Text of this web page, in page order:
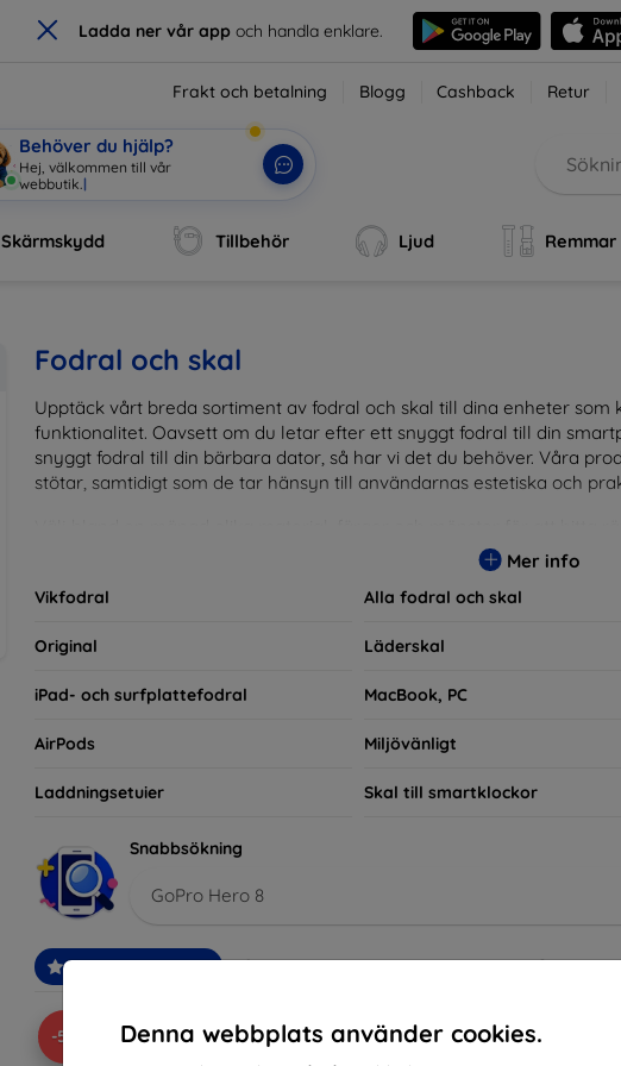
× Ladda ner vår app och handla enklare.
Denna webbplats använder cookies.
Frakt och betalning Blogg Cashback Retur
Behöver du hjälp?
Hej, välkommen till vår
webbutik. |
Skärmskydd Tillbehör Ljud Remmar
Fodral och skal
Upptäck vårt breda sortiment av fodral och skal till dina enheter
funktionalitet. Oavsett om du letar efter ett snyggt fodral till din
snyggt fodral till din bärbara dator, så har vi det du behöver. Våra
stötar, samtidigt som de tar hänsyn till användarnas estetiska och
inte bara praktiska utan också moderiktiga, vilket gör dem till en
eller de som bara vill skydda sin investering, vi finns här för dig.
Mer info
Vikfodral Alla fodral och skal
Original Läderskal
iPad- och surfplattefodral MacBook, PC
AirPods Miljövänligt
Laddningsetuier Skal till smartklockor
Snabbsökning
GoPro Hero 8
Rekommenderade Bästsäljare Billig Dyrt Nedsatt
-5%